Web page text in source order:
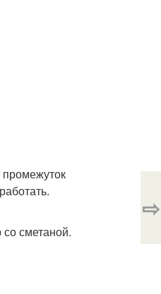
промежуток
сметаной.
⇨